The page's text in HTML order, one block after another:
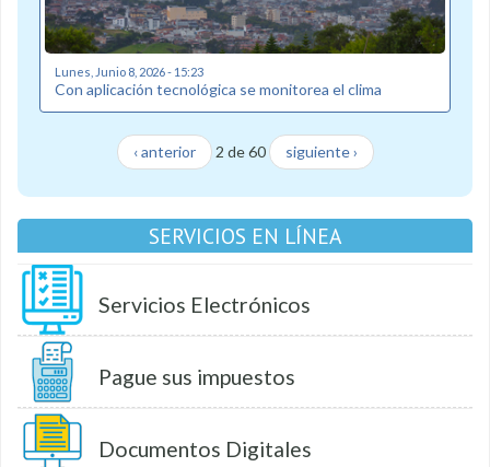
Lunes, Junio 8, 2026 - 15:23
Con aplicación tecnológica se monitorea el clima
‹ anterior 2 de 60 siguiente ›
SERVICIOS EN LÍNEA
Servicios Electrónicos
Pague sus impuestos
Documentos Digitales